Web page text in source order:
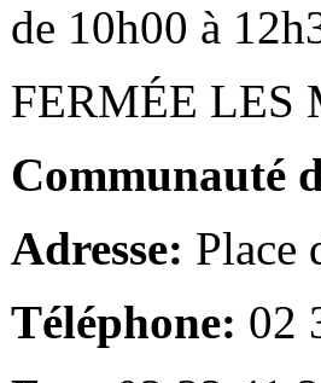
de 10h00 à
FERMÉE LES
Communauté
Adresse: Place
Téléphone: 02